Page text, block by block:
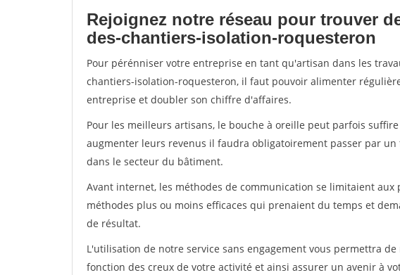
Rejoignez notre réseau pour trouver
des-chantiers-isolation-roquesteron
Pour pérénniser votre entreprise en tant qu'artisan dans les
chantiers-isolation-roquesteron, il faut pouvoir alimenter
entreprise et doubler son chiffre d'affaires.
Pour les meilleurs artisans, le bouche à oreille peut parfois
augmenter leurs revenus il faudra obligatoirement passer par
dans le secteur du bâtiment.
Avant internet, les méthodes de communication se limitaient aux
méthodes plus ou moins efficaces qui prenaient du temps et
de résultat.
L'utilisation de notre service sans engagement vous permettra
fonction des creux de votre activité et ainsi assurer un avenir à